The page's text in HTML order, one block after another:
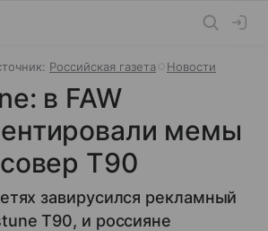
Российская газета Новости
в FAW
мемы
T90
завирусился рекламный
T90, и россияне